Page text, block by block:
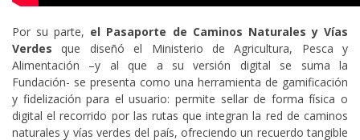
Por su parte, el Pasaporte de Caminos Naturales y Vías
Verdes que diseñó el Ministerio de Agricultura, Pesca y
Alimentación –y al que a su versión digital se suma la
Fundación- se presenta como una herramienta de gamificación
y fidelización para el usuario: permite sellar de forma física o
digital el recorrido por las rutas que integran la red de caminos
naturales y vías verdes del país, ofreciendo un recuerdo tangible